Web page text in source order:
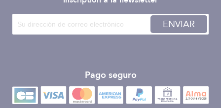
ENVIAR
Pago seguro